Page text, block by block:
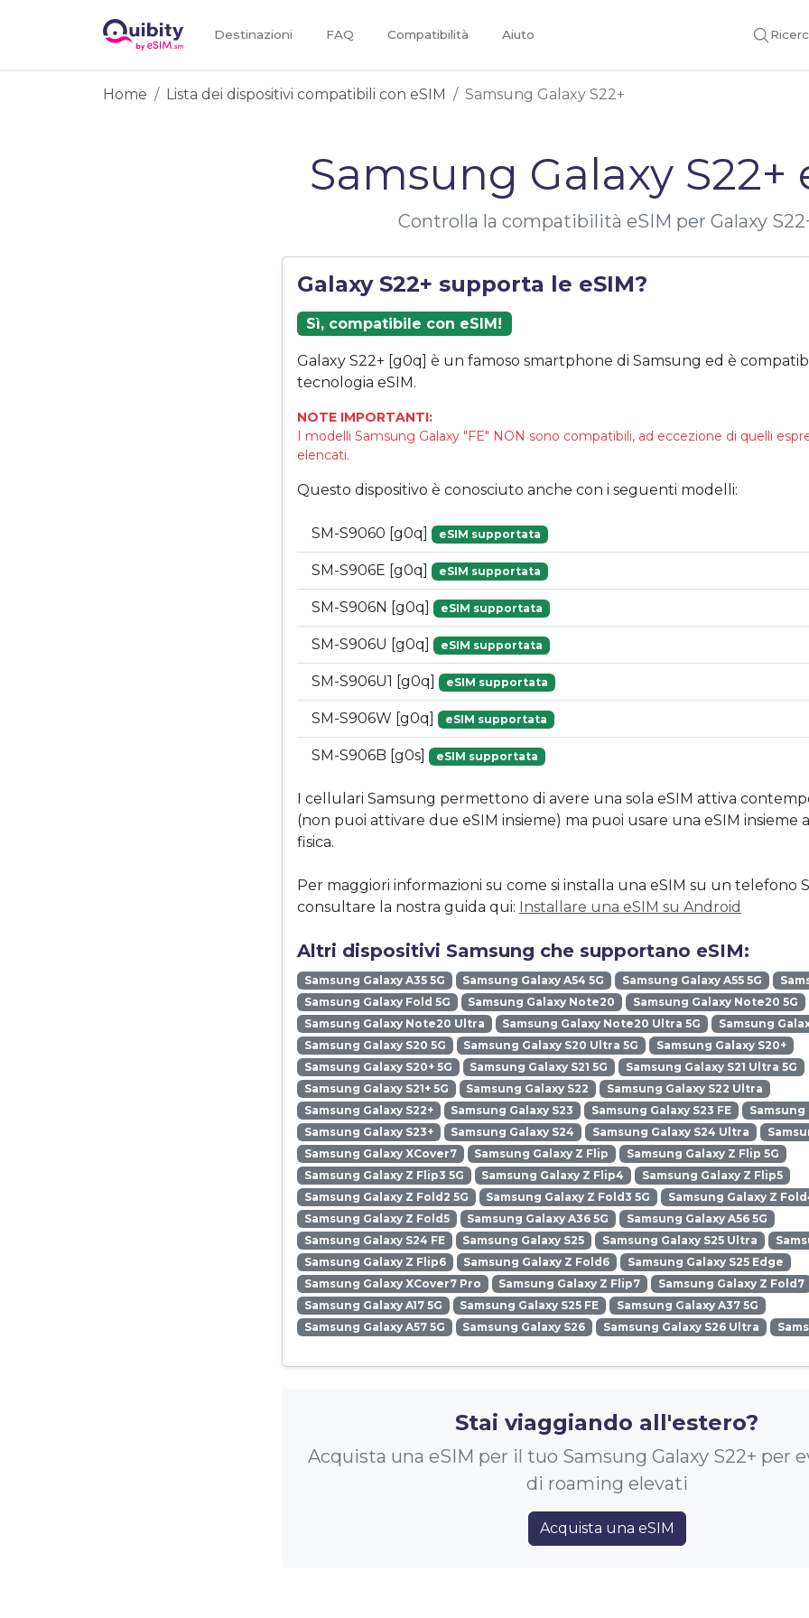
Destinazioni FAQ Compatibilità Aiuto
Home Lista dei dispositivi compatibili con eSIM Samsung Galaxy S22+
Samsung Galaxy S22+
Controlla la compatibilità eSIM per Galaxy
Galaxy S22+ supporta le eSIM?
Sì, compatibile con eSIM!
Galaxy S22+ [g0q] è un famoso smartphone di Samsung ed è
tecnologia eSIM.
NOTE IMPORTANTI:
I modelli Samsung Galaxy "FE" NON sono compatibili, ad eccezione di quelli
elencati.
Questo dispositivo è conosciuto anche con i seguenti modelli:
SM-S9060 [g0q] eSIM supportata
SM-S906E [g0q] eSIM supportata
SM-S906N [g0q] eSIM supportata
SM-S906U [g0q] eSIM supportata
SM-S906U1 [g0q] eSIM supportata
SM-S906W [g0q] eSIM supportata
SM-S906B [g0s] eSIM supportata
I cellulari Samsung permettono di avere una sola eSIM attiva
(non puoi attivare due eSIM insieme) ma puoi usare una eSIM insieme
fisica.
Per maggiori informazioni su come si installa una eSIM su un telefono
consultare la nostra guida qui: Installare una eSIM su Android
Altri dispositivi Samsung che supportano eSIM:
Samsung Galaxy A35 5G Samsung Galaxy A54 5G Samsung Galaxy A55 5G
Samsung Galaxy Fold 5G
Samsung Galaxy Note20
Samsung Galaxy Note20 5G
Samsung Galaxy Note20 Ultra
Samsung Galaxy Note20 Ultra 5G
Samsung
Samsung Galaxy S20 5G
Samsung Galaxy S20 Ultra 5G
Samsung Galaxy S20+
Samsung Galaxy S20+ 5G
Samsung Galaxy S21 5G
Samsung Galaxy S21 Ultra 5G
Samsung Galaxy S21+ 5G
Samsung Galaxy S22
Samsung Galaxy S22 Ultra
Samsung Galaxy S22+
Samsung Galaxy S23 Samsung Galaxy S23 FE
Samsung
Samsung Galaxy S23+
Samsung Galaxy S24 Samsung Galaxy S24 Ultra
Samsung Galaxy XCover7
Samsung Galaxy Z Flip
Samsung Galaxy Z Flip 5G
Samsung Galaxy Z Flip3 5G
Samsung Galaxy Z Flip4
Samsung Galaxy Z Flip5
Samsung Galaxy Z Fold2 5G
Samsung Galaxy Z Fold3 5G
Samsung Galaxy Z
Samsung Galaxy Z Fold5
Samsung Galaxy A36 5G
Samsung Galaxy A56 5G
Samsung Galaxy S24 FE
Samsung Galaxy S25 Samsung Galaxy S25 Ultra
Samsung Galaxy Z Flip6
Samsung Galaxy Z Fold6
Samsung Galaxy S25 Edge
Samsung Galaxy XCover7 Pro
Samsung Galaxy Z Flip7
Samsung Galaxy Z Fold7
Samsung Galaxy A17 5G
Samsung Galaxy S25 FE
Samsung Galaxy A37 5G
Samsung Galaxy A57 5G
Samsung Galaxy S26 Samsung Galaxy S26 Ultra
Stai viaggiando all'estero?
Acquista una eSIM per il tuo Samsung Galaxy S22+ per
di roaming elevati
Acquista una eSIM